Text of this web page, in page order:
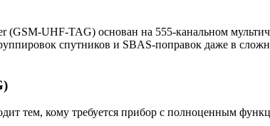
UHF-TAG) основан на 555-канальном
спутников и SBAS-поправок даже в
тем, кому требуется прибор с полноценным